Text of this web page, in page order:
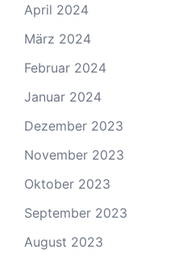
April 2024
März 2024
Februar 2024
Januar 2024
Dezember 2023
November 2023
Oktober 2023
September 2023
August 2023